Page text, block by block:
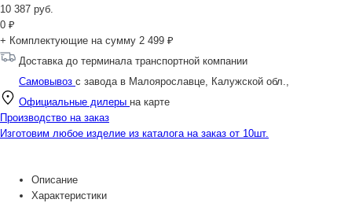
10 387 руб.
0 ₽
+ Комплектующие на сумму 2 499 ₽
Доставка до терминала транспортной компании
Самовывоз с завода в Малоярославце, Калужской обл.,
Официальные дилеры на карте
Производство на заказ
Изготовим любое изделие из каталога на заказ от 10шт.
Описание
Характеристики